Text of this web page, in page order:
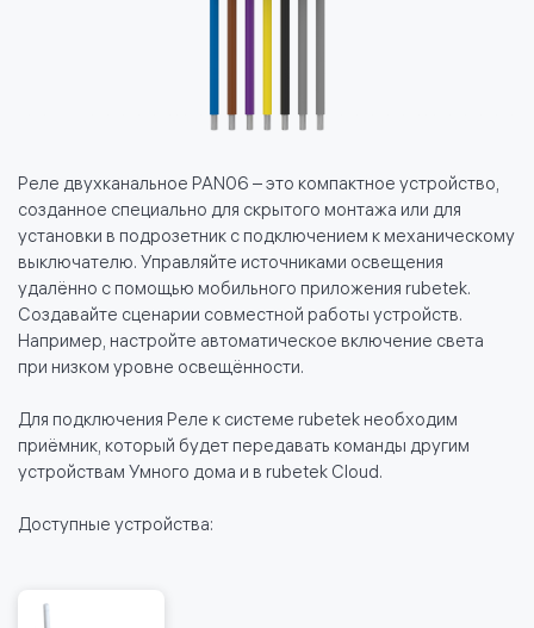
Реле двухканальное PAN06 – это компактное устройство,
созданное специально для скрытого монтажа или для
установки в подрозетник с подключением к механическому
выключателю. Управляйте источниками освещения
удалённо с помощью мобильного приложения rubetek.
Создавайте сценарии совместной работы устройств.
Например, настройте автоматическое включение света
при низком уровне освещённости.
Для подключения Реле к системе rubetek необходим
приёмник, который будет передавать команды другим
устройствам Умного дома и в rubetek Cloud.
Доступные устройства: